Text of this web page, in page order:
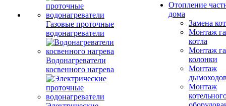
Газовые проточные
водонагреватели
Водонагреватели
косвенного нагрева
Отопление
дома
Замена
Монтаж
котла
Монтаж
колонки
Монтаж
Монтаж